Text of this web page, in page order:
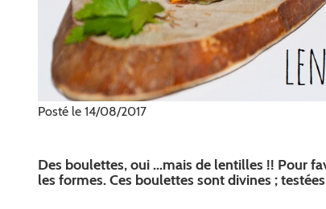
Posté le 14/08/2017
Des boulettes, oui ...mais de lentilles !! Pour
les formes. Ces boulettes sont divines ;